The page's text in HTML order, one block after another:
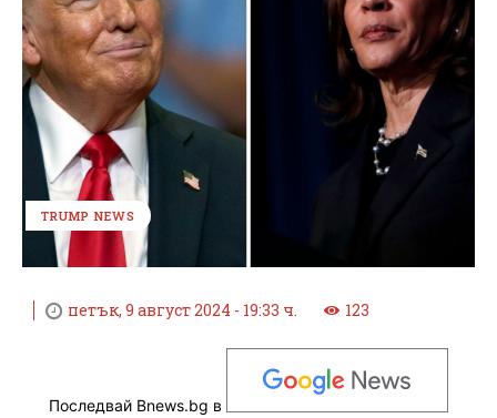
TRUMP NEWS
петък, 9 август 2024 - 19:33 ч. 123
Последвай Bnews.bg в